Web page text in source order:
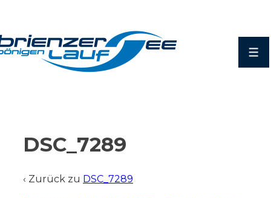
DSC_7289
‹ Zurück zu DSC_7289